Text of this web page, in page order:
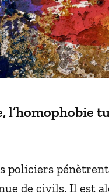
l’homophobie
policiers
de civils. Il est